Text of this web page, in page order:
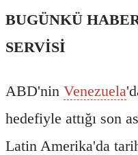
BUGÜNKÜ
SERVİSİ
ABD'nin Venezuela
hedefiyle attığı son
Latin Amerika'da